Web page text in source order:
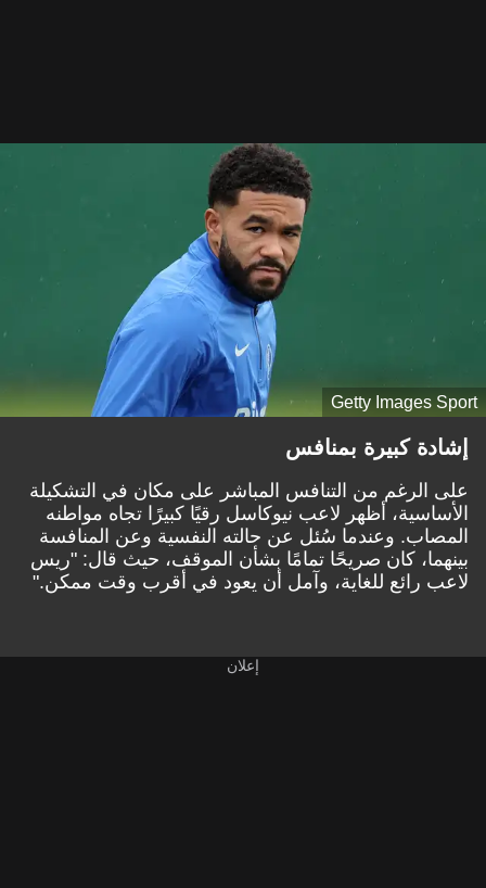
Getty Images Sport
إشادة كبيرة بمنافس
على الرغم من التنافس المباشر على مكان في التشكيلة
الأساسية، أظهر لاعب نيوكاسل رقيًا كبيرًا تجاه مواطنه
المصاب. وعندما سُئل عن حالته النفسية وعن المنافسة
بينهما، كان صريحًا تمامًا بشأن الموقف، حيث قال: "ريس
لاعب رائع للغاية، وآمل أن يعود في أقرب وقت ممكن."